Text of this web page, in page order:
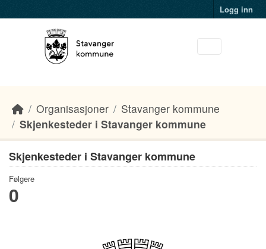
Logg inn
Organisasjoner
Stavanger kommune
Skjenkesteder i Stavanger kommune
Skjenkesteder i Stavanger kommune
Følgere
0